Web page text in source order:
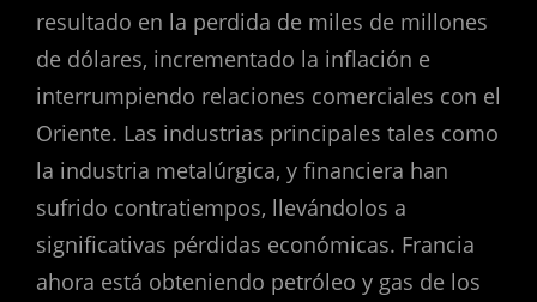
resultado en la perdida de miles de millones
de dólares, incrementado la inflación e
interrumpiendo relaciones comerciales con el
Oriente. Las industrias principales tales como
la industria metalúrgica, y financiera han
sufrido contratiempos, llevándolos a
significativas pérdidas económicas. Francia
ahora está obteniendo petróleo y gas de los